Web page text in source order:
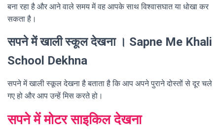
बना रहा है और आने वाले समय में वह आपके साथ विश्वासघात या धोखा कर
सकता है।
सपने में खाली स्कूल देखना । Sapne Me Khali
School Dekhna
सपने में खाली स्कूल देखना है बताता है कि आप अपने पुराने दोस्तों से दूर चले
गए हो और आप उन्हें मिस करते हो।
सपने में मोटर साइकिल देखना